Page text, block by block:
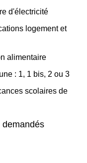
d'électricité
logement et
alimentaire
: 1, 1 bis, 2 ou 3
scolaires de
demandés